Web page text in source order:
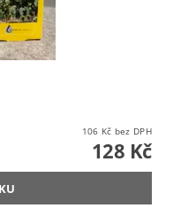
106 Kč bez DPH
128 Kč